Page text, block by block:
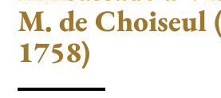
M. de Choiseul
1758)